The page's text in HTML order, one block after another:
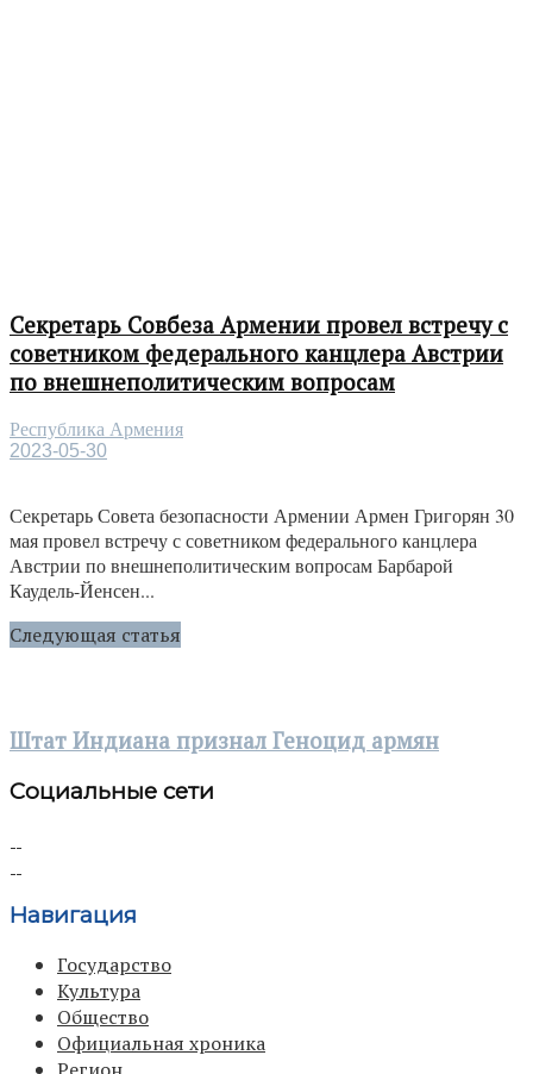
Секретарь Совбеза Армении провел встречу с
советником федерального канцлера Австрии
по внешнеполитическим вопросам
Республика Армения
2023-05-30
Секретарь Совета безопасности Армении Армен Григорян 30
мая провел встречу с советником федерального канцлера
Австрии по внешнеполитическим вопросам Барбарой
Каудель-Йенсен...
Следующая статья
Штат Индиана признал Геноцид армян
Социальные сети
Навигация
Государство
Культура
Общество
Официальная хроника